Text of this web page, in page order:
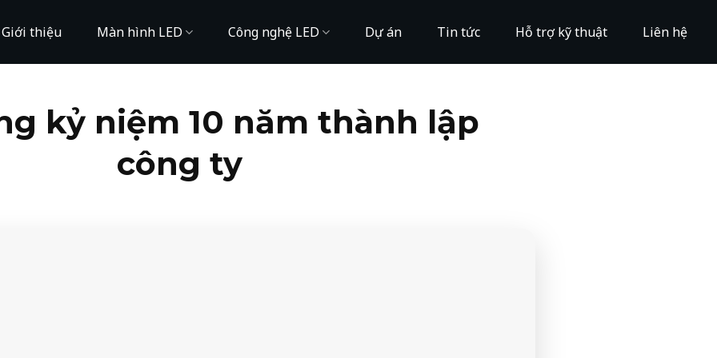
Giới thiệu Màn hình LED Công nghệ LED Dự án Tin tức Hỗ trợ kỹ thuật Liên hệ
kỷ niệm 10 năm thành lập
công ty